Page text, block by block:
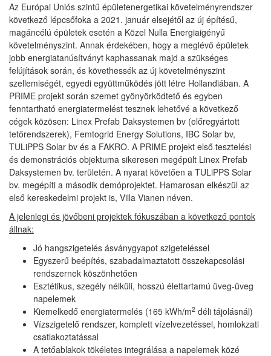
Az Európai Uniós szintű épületenergetikai követelményrendszer
következő lépcsőfoka a 2021. január elsejétől az új építésű,
magáncélú épületek esetén a Közel Nulla Energiaigényű
követelményszint. Annak érdekében, hogy a meglévő épületek
jobb energiatanúsítványt kaphassanak majd a szükséges
felújítások során, és követhessék az új követelményszint
szellemiségét, egyedi együttműködés jött létre Hollandiában. A
PRIME projekt során szemet gyönyörködtető és egyben
fenntartható energiatermelést tesznek lehetővé a következő
cégek közösen: Linex Prefab Daksystemen bv (előregyártott
tetőrendszerek), Femtogrid Energy Solutions, IBC Solar bv,
TULiPPS Solar bv és a FAKRO. A PRIME projekt első tesztelési
és demonstrációs objektuma sikeresen megépült Linex Prefab
Daksystemen bv. területén. A nyarat követően a TULiPPS Solar
bv. megépíti a második demóprojektet. Hamarosan elkészül az
első kereskedelmi projekt is, Villa Vianen néven.
A jelenlegi és jövőbeni projektek fókuszában a következő pontok
állnak:
Jó hangszigetelés ásványgyapot szigeteléssel
Egyszerű beépítés, szabadalmaztatott összekapcsolási
rendszernek köszönhetően
Esztétikus, szegély nélküli, hosszú élettartamú üveg-üveg
napelemek
Kiemelkedő energiatermelés (165 kWh/m2 déli tájolásnál)
Vízszigetelő rendszer, komplett vízelvezetéssel, homlokzati
csatlakoztatással
A tetőablakok tökéletes integrálása a napelemek közé